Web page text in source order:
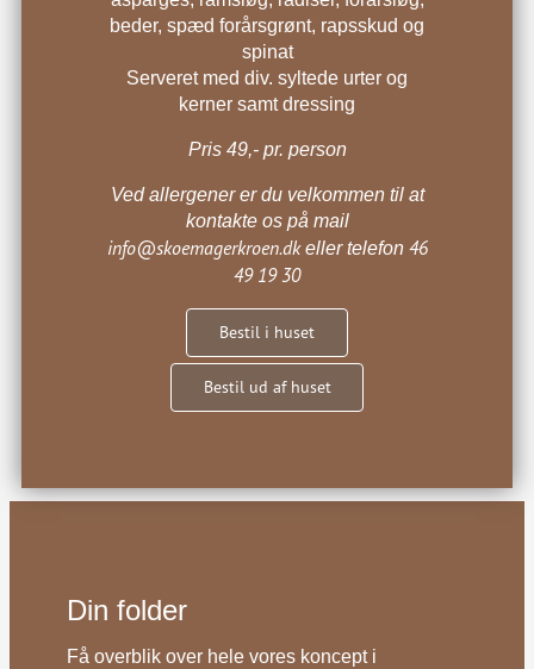
beder, spæd forårsgrønt, rapsskud og
spinat
Serveret med div. syltede urter og
kerner samt dressing
Pris 49,- pr. person
Ved allergener er du velkommen til at
kontakte os på mail
info@skoemagerkroen.dkeller telefon 46
49 19 30
Bestil i huset
Bestil ud af huset
Din folder
Få overblik over hele vores koncept i